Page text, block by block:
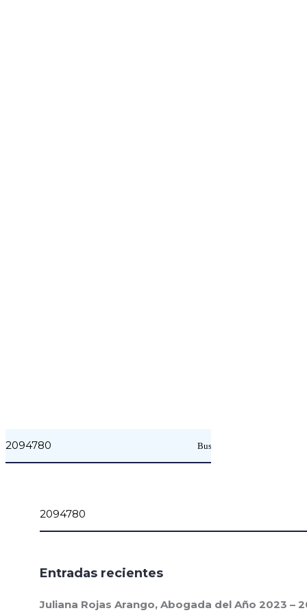
Entradas recientes
Juliana Rojas Arango, Abogada del Año 2023 –